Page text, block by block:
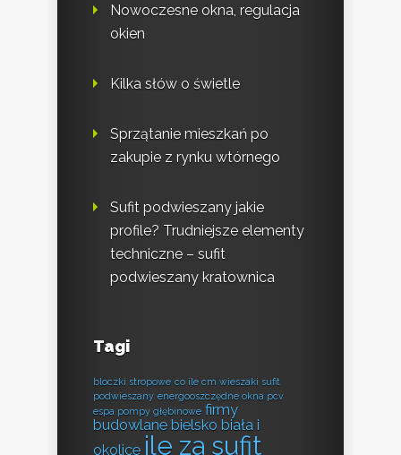
Nowoczesne okna, regulacja
okien
Kilka słów o świetle
Sprzątanie mieszkań po
zakupie z rynku wtórnego
Sufit podwieszany jakie
profile? Trudniejsze elementy
techniczne – sufit
podwieszany kratownica
Tagi
bloczki stropowe co ile cm wieszaki sufit
podwieszany energooszczędne okna pcv
espa pompy głębinowe firmy
budowlane bielsko biała i
okolice ile za sufit